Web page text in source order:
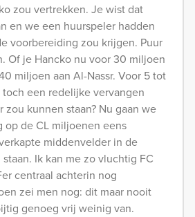
zou vertrekken. Je wist dat
en we een huurspeler hadden
voorbereiding zou krijgen. Puur
Of je Hancko nu voor 30 miljoen
miljoen aan Al-Nassr. Voor 5 tot
een redelijke vervangen
zou kunnen staan? Nu gaan we
op de CL miljoenen eens
middenvelder in de
Ik kan me zo vluchtig FC
centraal achterin nog
zei men nog: dit maar nooit
genoeg vrij weinig van.